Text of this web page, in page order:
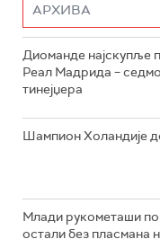
Диоманде најскупље
Реал Мадрида –
тинејџера
Шампион Холандије
Млади рукометаши
остали без пласмана